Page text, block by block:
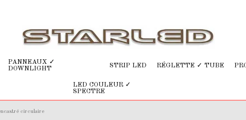
PANNEAUX ✓
DOWNLIGHT
STRIP LED RÉGLETTE ✓ TUBE
LED COULEUR ✓
SPECTRE
circulaire